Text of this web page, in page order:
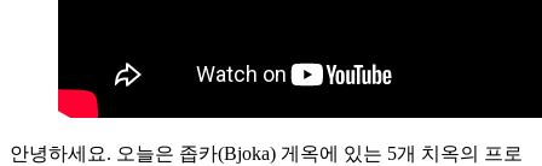
안녕하세요. 오늘은 좁카(Bjoka) 게옥에 있는 5개 치옥의 프로